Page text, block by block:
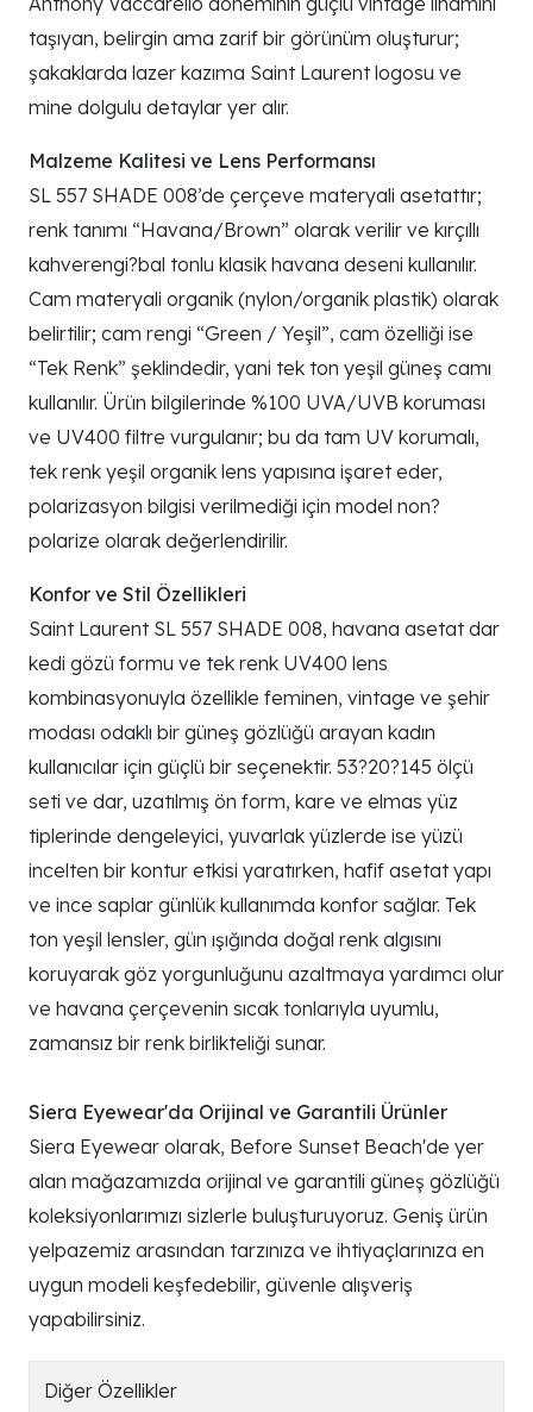
taşıyan, belirgin ama zarif bir görünüm oluşturur;
şakaklarda lazer kazıma Saint Laurent logosu ve
mine dolgulu detaylar yer alır.
Malzeme Kalitesi ve Lens Performansı
SL 557 SHADE 008’de çerçeve materyali asetattır;
renk tanımı “Havana/Brown” olarak verilir ve kırçıllı
kahverengi?bal tonlu klasik havana deseni kullanılır.
Cam materyali organik (nylon/organik plastik) olarak
belirtilir; cam rengi “Green / Yeşil”, cam özelliği ise
“Tek Renk” şeklindedir, yani tek ton yeşil güneş camı
kullanılır. Ürün bilgilerinde %100 UVA/UVB koruması
ve UV400 filtre vurgulanır; bu da tam UV korumalı,
tek renk yeşil organik lens yapısına işaret eder,
polarizasyon bilgisi verilmediği için model non?
polarize olarak değerlendirilir.
Konfor ve Stil Özellikleri
Saint Laurent SL 557 SHADE 008, havana asetat dar
kedi gözü formu ve tek renk UV400 lens
kombinasyonuyla özellikle feminen, vintage ve şehir
modası odaklı bir güneş gözlüğü arayan kadın
kullanıcılar için güçlü bir seçenektir. 53?20?145 ölçü
seti ve dar, uzatılmış ön form, kare ve elmas yüz
tiplerinde dengeleyici, yuvarlak yüzlerde ise yüzü
incelten bir kontur etkisi yaratırken, hafif asetat yapı
ve ince saplar günlük kullanımda konfor sağlar. Tek
ton yeşil lensler, gün ışığında doğal renk algısını
koruyarak göz yorgunluğunu azaltmaya yardımcı olur
ve havana çerçevenin sıcak tonlarıyla uyumlu,
zamansız bir renk birlikteliği sunar.
Siera Eyewear'da Orijinal ve Garantili Ürünler
Siera Eyewear olarak, Before Sunset Beach'de yer
alan mağazamızda orijinal ve garantili güneş gözlüğü
koleksiyonlarımızı sizlerle buluşturuyoruz. Geniş ürün
yelpazemiz arasından tarzınıza ve ihtiyaçlarınıza en
uygun modeli keşfedebilir, güvenle alışveriş
yapabilirsiniz.
Diğer Özellikler